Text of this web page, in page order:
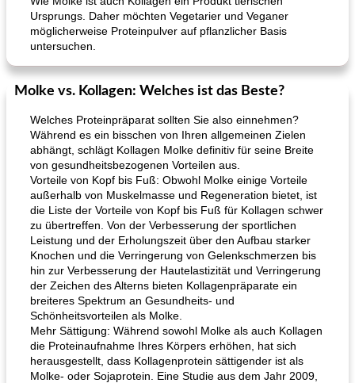
Ursprungs. Daher möchten Vegetarier und Veganer
möglicherweise Proteinpulver auf pflanzlicher Basis
untersuchen.
Molke vs. Kollagen: Welches ist das Beste?
Welches Proteinpräparat sollten Sie also einnehmen?
Während es ein bisschen von Ihren allgemeinen Zielen
abhängt, schlägt Kollagen Molke definitiv für seine Breite
von gesundheitsbezogenen Vorteilen aus.
Vorteile von Kopf bis Fuß: Obwohl Molke einige Vorteile
außerhalb von Muskelmasse und Regeneration bietet, ist
die Liste der Vorteile von Kopf bis Fuß für Kollagen schwer
zu übertreffen. Von der Verbesserung der sportlichen
Leistung und der Erholungszeit über den Aufbau starker
Knochen und die Verringerung von Gelenkschmerzen bis
hin zur Verbesserung der Hautelastizität und Verringerung
der Zeichen des Alterns bieten Kollagenpräparate ein
breiteres Spektrum an Gesundheits- und
Schönheitsvorteilen als Molke.
Mehr Sättigung: Während sowohl Molke als auch Kollagen
die Proteinaufnahme Ihres Körpers erhöhen, hat sich
herausgestellt, dass Kollagenprotein sättigender ist als
Molke- oder Sojaprotein. Eine Studie aus dem Jahr 2009,